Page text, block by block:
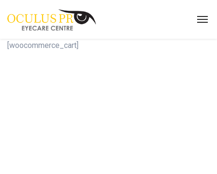
[woocommerce_cart]